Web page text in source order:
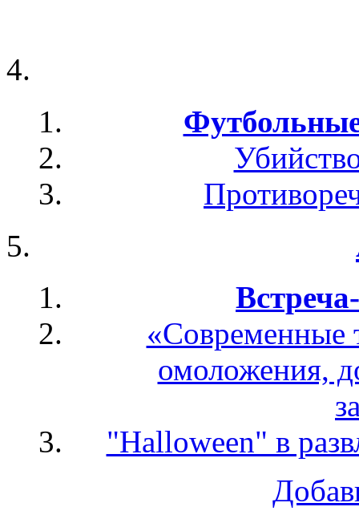
«Современные
омоложения,
"Halloween" в